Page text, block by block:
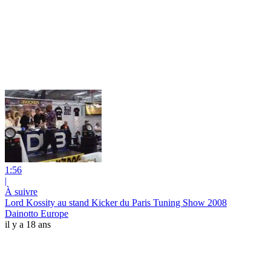
1:56
|
À suivre
Lord Kossity au stand Kicker du Paris Tuning Show 2008
Dainotto Europe
il y a 18 ans